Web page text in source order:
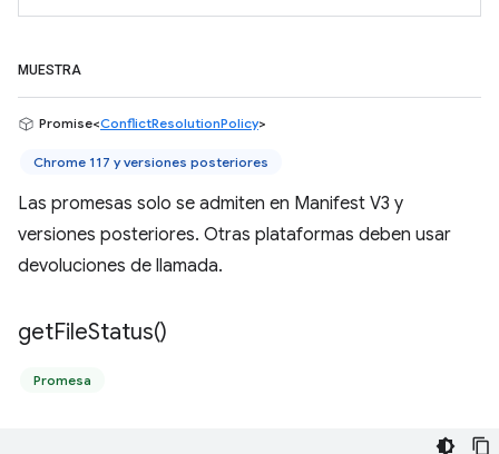
MUESTRA
Promise<ConflictResolutionPolicy>
Chrome 117 y versiones posteriores
Las promesas solo se admiten en Manifest V3 y
versiones posteriores. Otras plataformas deben usar
devoluciones de llamada.
getFileStatus()
Promesa